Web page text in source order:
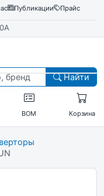
Публикации
Прайс
Найти
BOM Корзина